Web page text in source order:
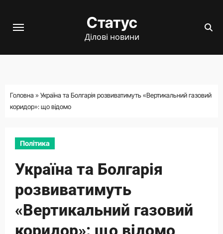
Статус
Ділові новини
Головна » Україна та Болгарія розвиватимуть «Вертикальний газовий
коридор»: що відомо
Політика
Україна та Болгарія
розвиватимуть
«Вертикальний газовий